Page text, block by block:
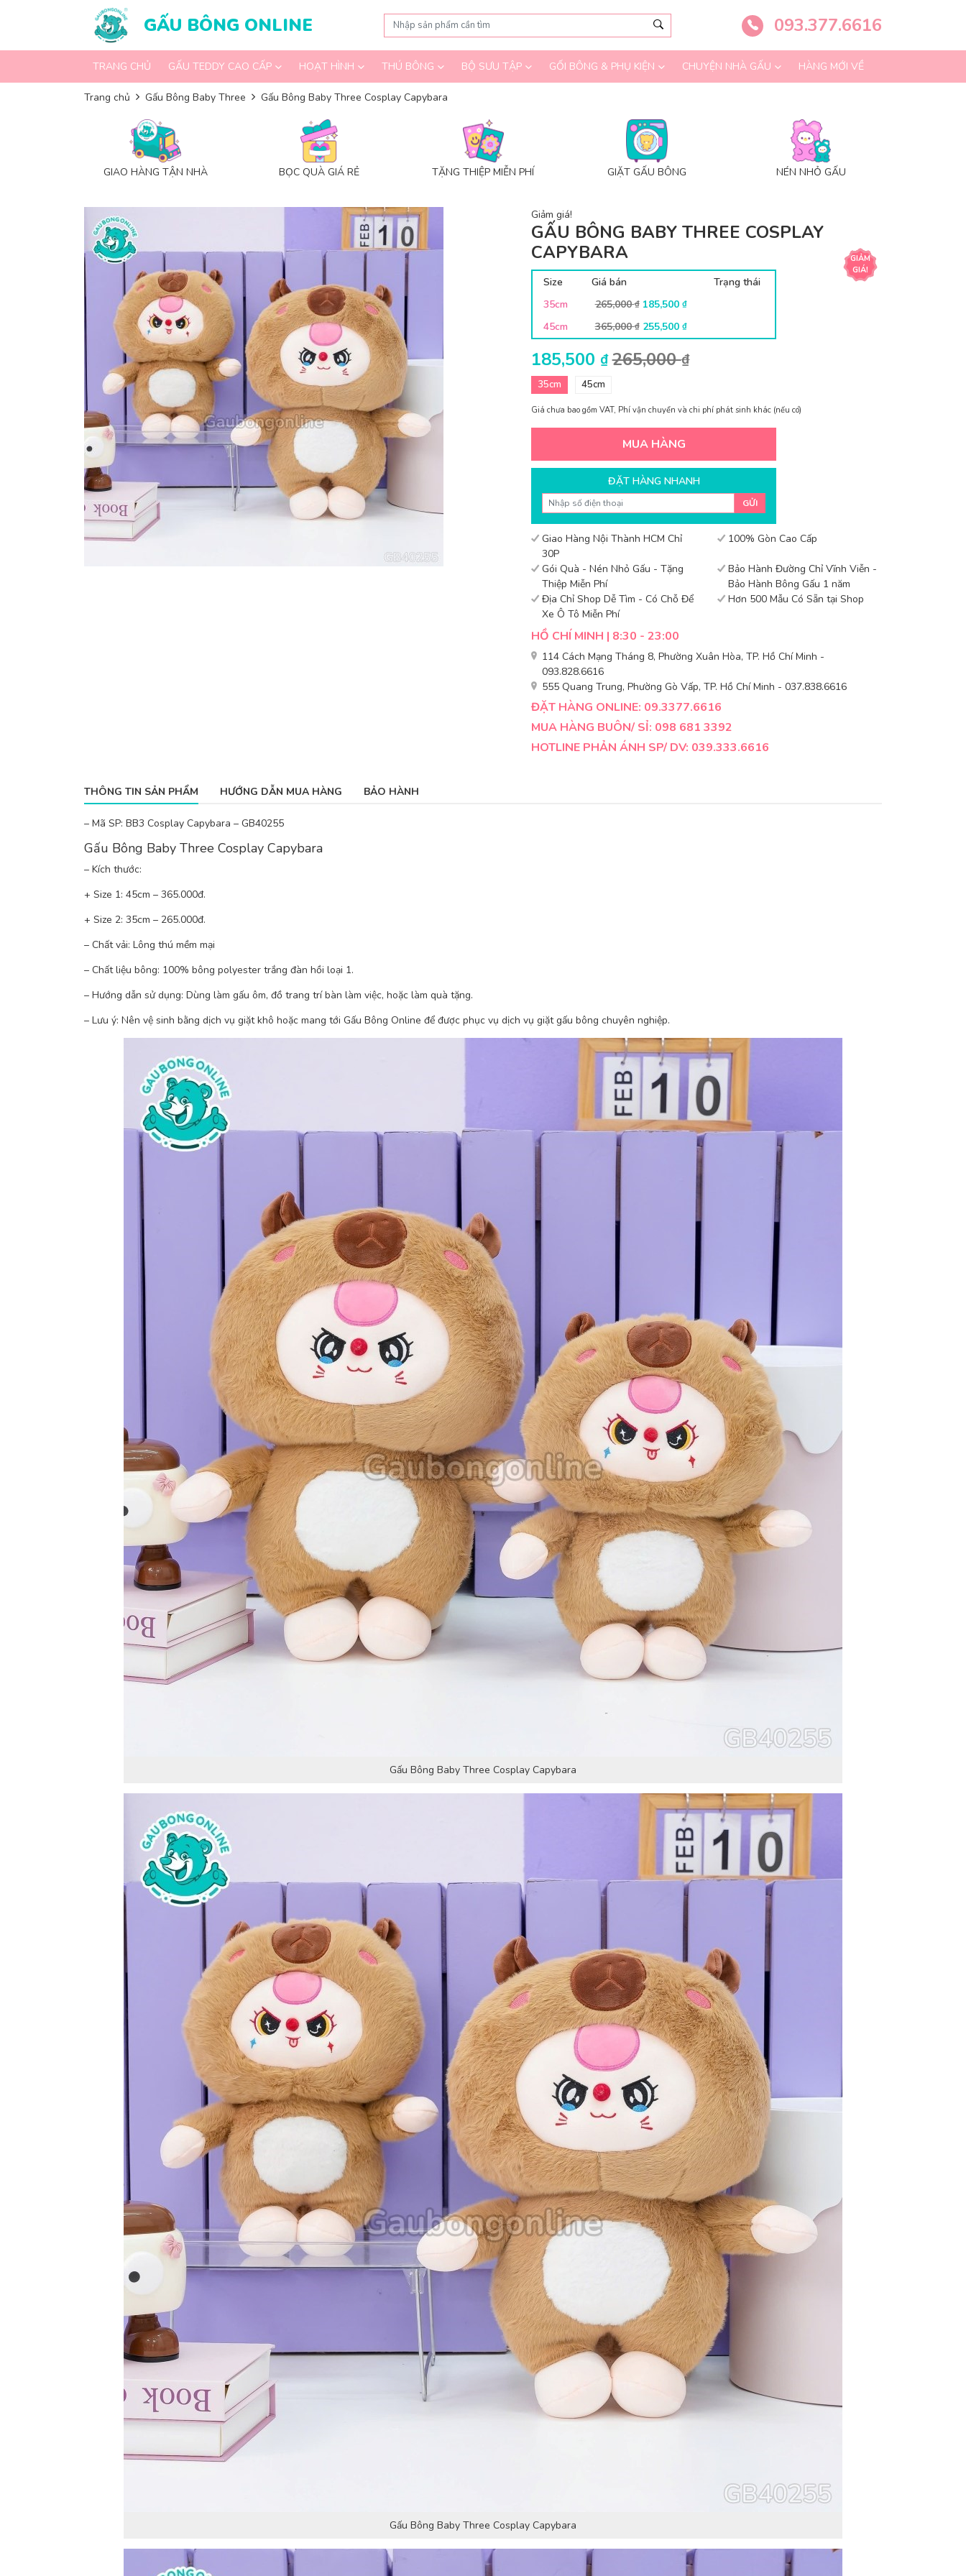
GẤU BÔNG ONLINE 093.377.6616
TRANG CHỦ GẤU TEDDY CAO CẤP HOẠT HÌNH THÚ BÔNG BỘ SƯU TẬP GỐI BÔNG & PHỤ KIỆN CHUYỆN NHÀ GẤU HÀNG MỚI VỀ
Trang chủ Gấu Bông Baby Three Gấu Bông Baby Three Cosplay Capybara
GIAO HÀNG TẬN NHÀ BỌC QUÀ GIÁ RẺ TẶNG THIỆP MIỄN PHÍ GIẶT GẤU BÔNG NÉN NHỎ GẤU
Giảm giá!
GẤU BÔNG BABY THREE COSPLAY
CAPYBARA
Size Giá bán
Trạng thái
35cm
265,000₫ Giá
là:
185,500 ₫Giá
tại
185,500 ₫.
45cm 365,000₫ Giá
gốc
là:
365,000 ₫.
255,500 ₫Giá
hiện
tại
GIẢM
GIÁ!
185,500 ₫265,000₫
35cm 45cm
Giá chưa bao gồm VAT, Phí vận chuyển và chi phí phát sinh khác (nếu có)
MUA HÀNG
ĐẶT HÀNG NHANH
GỬI
Giao Hàng Nội Thành HCM Chỉ
30P
100% Gòn Cao Cấp
Gói Quà - Nén Nhỏ Gấu - Tặng
Thiệp Miễn Phí
Bảo Hành Đường Chỉ Vĩnh Viễn -
Bảo Hành Bông Gấu 1 năm
Địa Chỉ Shop Dễ Tìm - Có Chỗ Để
Xe Ô Tô Miễn Phí
Hơn 500 Mẫu Có Sẵn tại Shop
HỒ CHÍ MINH | 8:30 - 23:00
114 Cách Mạng Tháng 8, Phường Xuân Hòa, TP. Hồ Chí Minh -
093.828.6616
555 Quang Trung, Phường Gò Vấp, TP. Hồ Chí Minh - 037.838.6616
ĐẶT HÀNG ONLINE: 09.3377.6616
MUA HÀNG BUÔN/ SỈ: 098 681 3392
HOTLINE PHẢN ÁNH SP/ DV: 039.333.6616
THÔNG TIN SẢN PHẨM HƯỚNG DẪN MUA HÀNG BẢO HÀNH
– Mã SP: BB3 Cosplay Capybara – GB40255
Gấu Bông Baby Three Cosplay Capybara
– Kích thước:
+ Size 1: 45cm – 365.000đ.
+ Size 2: 35cm – 265.000đ.
– Chất vải: Lông thú mềm mại
– Chất liệu bông: 100% bông polyester trắng đàn hồi loại 1.
– Hướng dẫn sử dụng: Dùng làm gấu ôm, đồ trang trí bàn làm việc, hoặc làm quà tặng.
– Lưu ý: Nên vệ sinh bằng dịch vụ giặt khô hoặc mang tới Gấu Bông Online để được phục vụ dịch vụ giặt gấu bông chuyên nghiệp.
Gấu Bông Baby Three Cosplay Capybara
Gấu Bông Baby Three Cosplay Capybara